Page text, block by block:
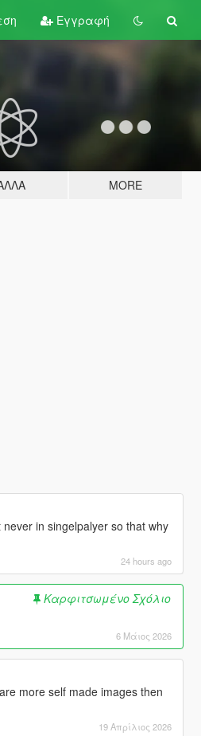
Εγγραφή
MORE
in singelpalyer so that why
24 hours ago
Καρφιτσωμένο Σχόλιο
6 Μάιος 2026
more self made images then
19 Απρίλιος 2026